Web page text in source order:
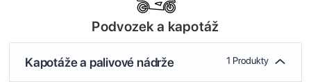
Podvozek a kapotáž
Kapotáže a palivové nádrže 1 Produkty